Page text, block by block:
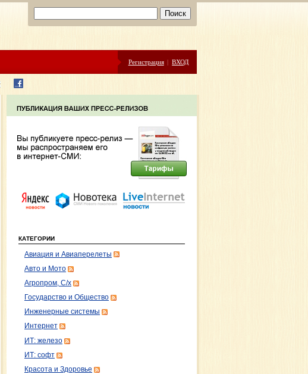
Регистрация | ВХОД
КАТЕГОРИИ
Авиация и Авиаперелеты
Авто и Мото
Агропром, С/х
Государство и Общество
Инженерные системы
Интернет
ИТ: железо
ИТ: софт
Красота и Здоровье